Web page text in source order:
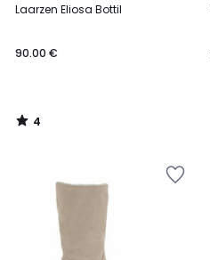
Laarzen Eliosa Bottil
90.00 €
/
4
/